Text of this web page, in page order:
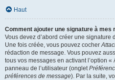
Haut
Comment ajouter une signature à mes
Vous devez d’abord créer une signature
Une fois créée, vous pouvez cocher
rédaction de message. Vous pouvez
tous vos messages en activant l’option
panneau de l’utilisateur (onglet
préférences de message). Par la suite,